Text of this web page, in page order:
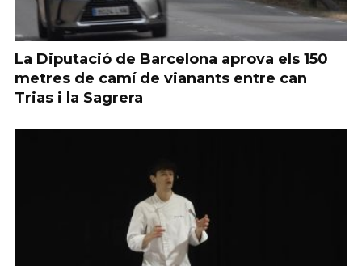
La Diputació de Barcelona aprova els 150
metres de camí de vianants entre can
Trias i la Sagrera